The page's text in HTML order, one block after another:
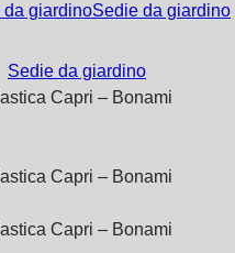
da giardinoSedie da giardino
Sedie da giardino